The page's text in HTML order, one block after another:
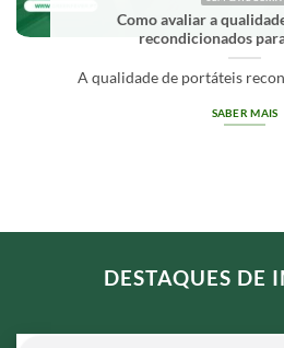
O que significa
Grade A em
DESTAQUES DE